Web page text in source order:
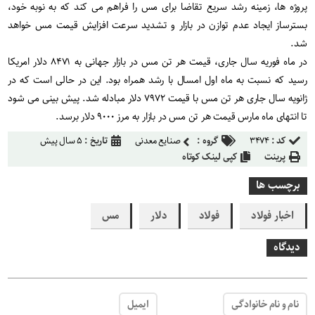
پروژه ها، زمینه رشد سریع تقاضا برای مس را فراهم می کند که به نوبه خود،
بسترساز ایجاد عدم توازن در بازار و تشدید سرعت افزایش قیمت مس خواهد
شد.
در ماه فوریه سال جاری، قیمت هر تن مس در بازار جهانی به ۸۴۷۱ دلار امریکا
رسید که نسبت به ماه اول امسال با رشد همراه بود. این در حالی است که در
ژانویه سال جاری هر تن مس با قیمت ۷۹۷۲ دلار مبادله شد. پیش بینی می شود
تا انتهای ماه مارس قیمت هر تن مس در بازار به مرز ۹۰۰۰ دلار برسد.
کد :۳۴۷۴ گروه : صنایع معدنی تاریخ : ۵ سال پیش
پرینت
کپی لینک کوتاه
برچسب ها
اخبار فولاد
فولاد دلار
مس
دیدگاه
نام و نام خانوادگی ایمیل